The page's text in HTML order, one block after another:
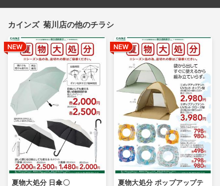
カインズ 菊川店の他のチラシ
夏物大処分 日傘〇
夏物大処分 ポップアップテ